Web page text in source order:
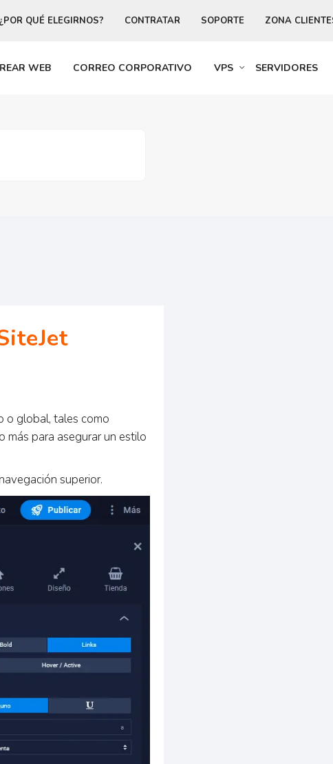
ZONA
SOPORTE
CONTRATAR
¿POR QUÉ ELEGIRNOS?
WEB CORREO CORPORATIVO VPS SERVIDORES
o global, tales como
más para asegurar un estilo
superior.